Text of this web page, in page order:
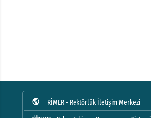
public
RİMER - Rektörlük İletişim Merkezi